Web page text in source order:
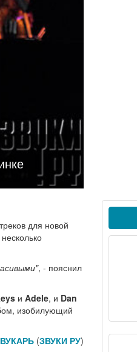
для новой
, - пояснил
и Adele, и Dan
изобилующий
(ЗВУКИ РУ)